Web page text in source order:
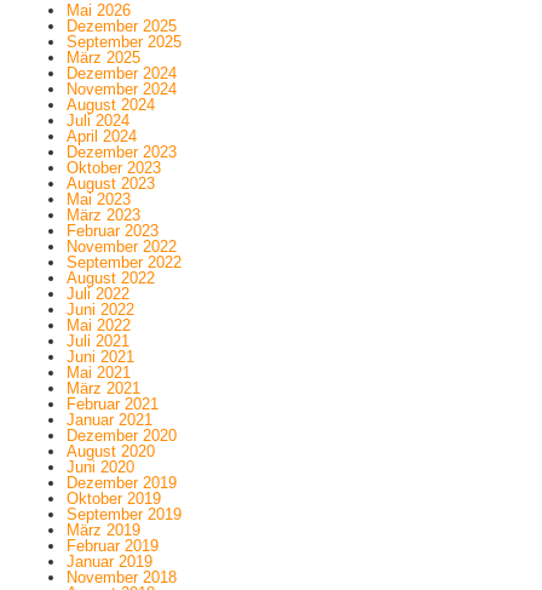
Mai 2026
Dezember 2025
September 2025
März 2025
Dezember 2024
November 2024
August 2024
Juli 2024
April 2024
Dezember 2023
Oktober 2023
August 2023
Mai 2023
März 2023
Februar 2023
November 2022
September 2022
August 2022
Juli 2022
Juni 2022
Mai 2022
Juli 2021
Juni 2021
Mai 2021
März 2021
Februar 2021
Januar 2021
Dezember 2020
August 2020
Juni 2020
Dezember 2019
Oktober 2019
September 2019
März 2019
Februar 2019
Januar 2019
November 2018